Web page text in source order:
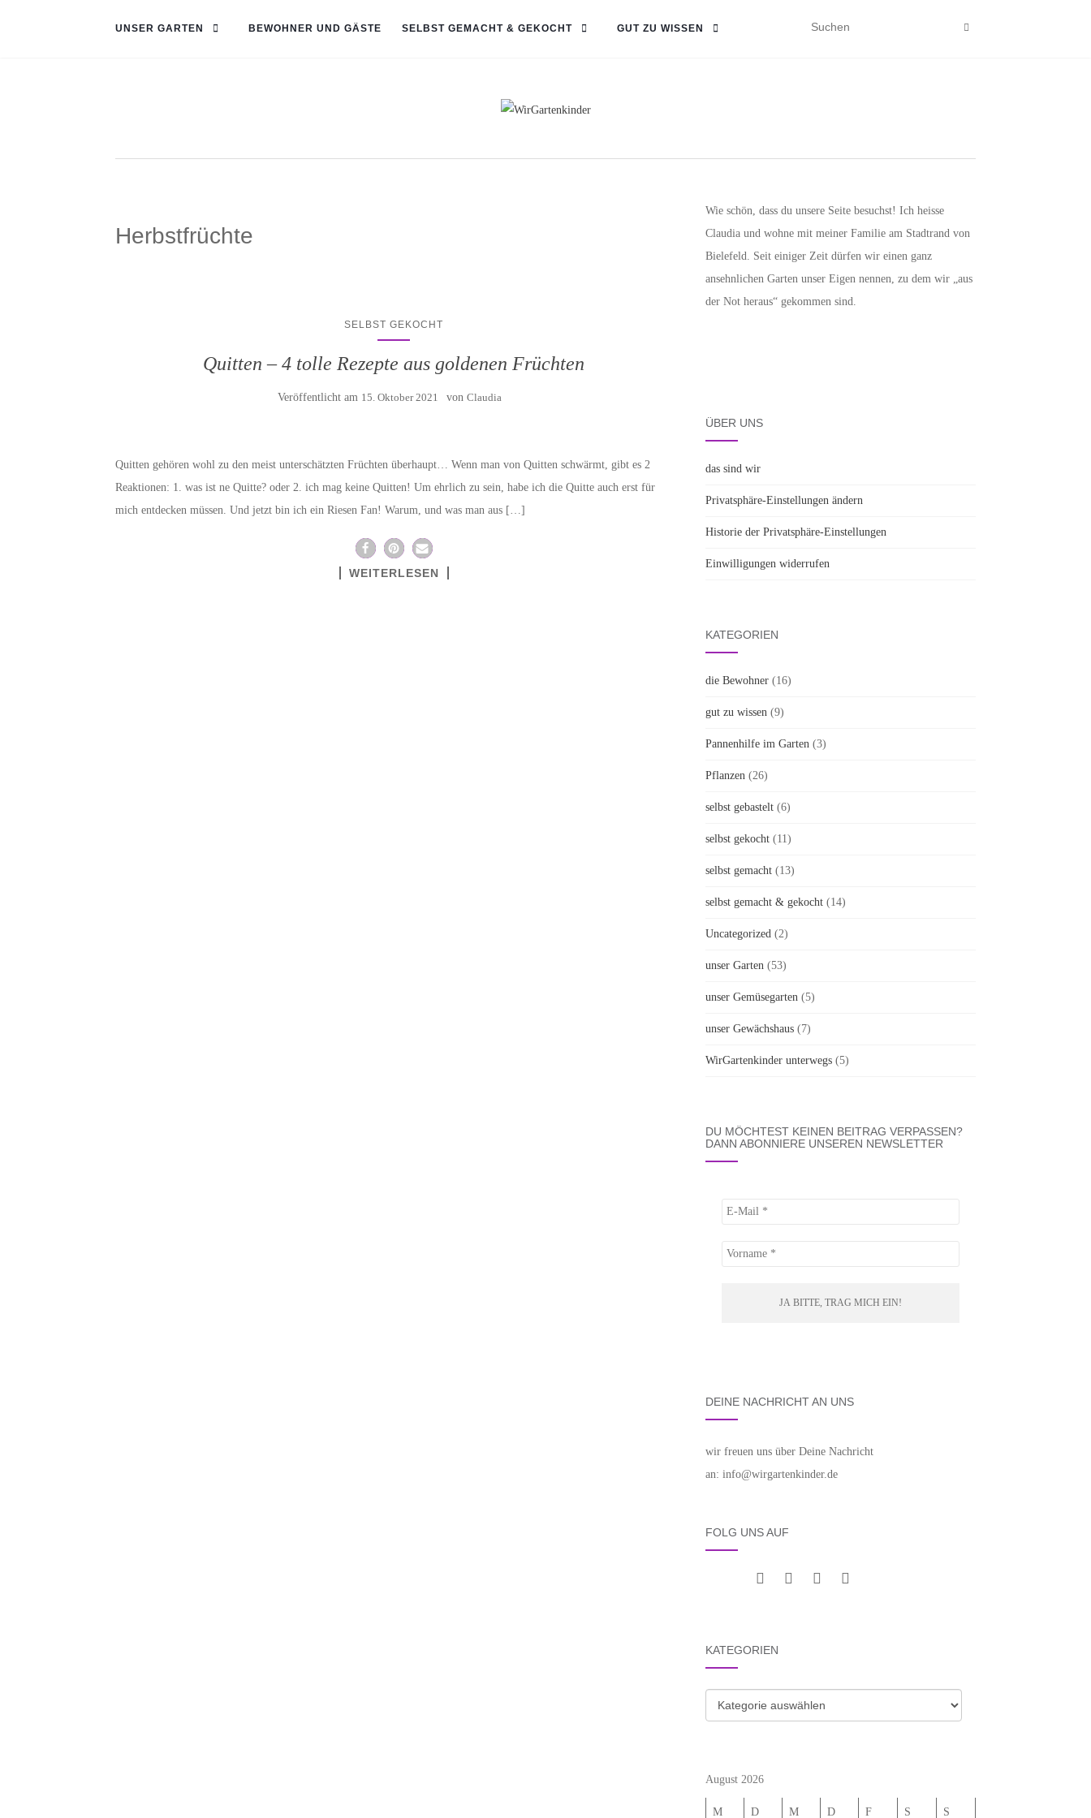
UNSER GARTEN BEWOHNER UND GÄSTE SELBST GEMACHT & GEKOCHT GUT ZU WISSEN
Herbstfrüchte
SELBST GEKOCHT
Quitten – 4 tolle Rezepte aus goldenen Früchten
Veröffentlicht am 15. Oktober 2021 vonClaudia
Quitten gehören wohl zu den meist unterschätzten Früchten überhaupt… Wenn man von Quitten schwärmt, gibt es 2
Reaktionen: 1. was ist ne Quitte? oder 2. ich mag keine Quitten! Um ehrlich zu sein, habe ich die Quitte auch erst für
mich entdecken müssen. Und jetzt bin ich ein Riesen Fan! Warum, und was man aus […]
WEITERLESEN
Wie schön, dass du unsere Seite besuchst! Ich heisse
Claudia und wohne mit meiner Familie am Stadtrand von
Bielefeld. Seit einiger Zeit dürfen wir einen ganz
ansehnlichen Garten unser Eigen nennen, zu dem wir „aus
der Not heraus“ gekommen sind.
ÜBER UNS
das sind wir
Privatsphäre-Einstellungen ändern
Historie der Privatsphäre-Einstellungen
Einwilligungen widerrufen
KATEGORIEN
die Bewohner(16)
gut zu wissen (9)
Pannenhilfe im Garten (3)
Pflanzen (26)
selbst gebastelt(6)
selbst gekocht(11)
selbst gemacht(13)
selbst gemacht & gekocht(14)
Uncategorized (2)
unser Garten (53)
unser Gemüsegarten (5)
unser Gewächshaus(7)
WirGartenkinder unterwegs(5)
DU MÖCHTEST KEINEN BEITRAG VERPASSEN?
DANN ABONNIERE UNSEREN NEWSLETTER
DEINE NACHRICHT AN UNS
wir freuen uns über Deine Nachricht
an: info@wirgartenkinder.de
FOLG UNS AUF
KATEGORIEN
Kategorien
August 2026
M D M D F S S